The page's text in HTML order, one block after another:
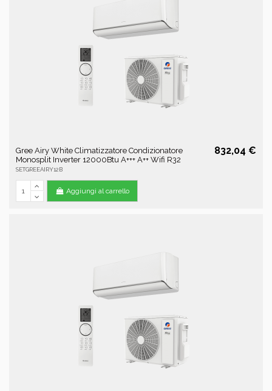
Gree Airy White Climatizzatore Condizionatore
Monosplit Inverter 12000Btu A+++ A++ Wifi R32
SETGREEAIRY12B
832,04 €
Aggiungi al carrello